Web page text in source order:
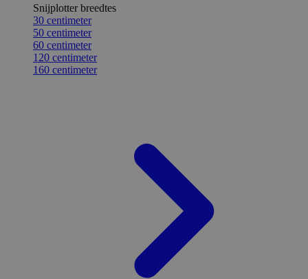
Snijplotter breedtes
30 centimeter
50 centimeter
60 centimeter
120 centimeter
160 centimeter